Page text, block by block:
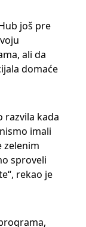
još pre
ali da
domaće
razvila kada
imali
zelenim
sproveli
rekao je